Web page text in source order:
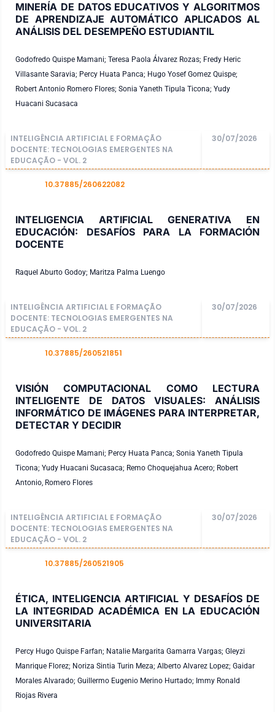
MINERÍA DE DATOS EDUCATIVOS Y ALGORITMOS
DE APRENDIZAJE AUTOMÁTICO APLICADOS AL
ANÁLISIS DEL DESEMPEÑO ESTUDIANTIL
Godofredo Quispe Mamani; Teresa Paola Álvarez Rozas; Fredy Heric
Villasante Saravia; Percy Huata Panca; Hugo Yosef Gomez Quispe;
Robert Antonio Romero Flores; Sonia Yaneth Tipula Ticona; Yudy
Huacani Sucasaca
INTELIGÊNCIA ARTIFICIAL E FORMAÇÃO
DOCENTE: TECNOLOGIAS EMERGENTES NA
EDUCAÇÃO - VOL. 2
30/07/2026
10.37885/260622082
INTELIGENCIA ARTIFICIAL GENERATIVA EN
EDUCACIÓN: DESAFÍOS PARA LA FORMACIÓN
DOCENTE
Raquel Aburto Godoy; Maritza Palma Luengo
INTELIGÊNCIA ARTIFICIAL E FORMAÇÃO
DOCENTE: TECNOLOGIAS EMERGENTES NA
EDUCAÇÃO - VOL. 2
30/07/2026
10.37885/260521851
VISIÓN COMPUTACIONAL COMO LECTURA
INTELIGENTE DE DATOS VISUALES: ANÁLISIS
INFORMÁTICO DE IMÁGENES PARA INTERPRETAR,
DETECTAR Y DECIDIR
Godofredo Quispe Mamani; Percy Huata Panca; Sonia Yaneth Tipula
Ticona; Yudy Huacani Sucasaca; Remo Choquejahua Acero; Robert
Antonio, Romero Flores
INTELIGÊNCIA ARTIFICIAL E FORMAÇÃO
DOCENTE: TECNOLOGIAS EMERGENTES NA
EDUCAÇÃO - VOL. 2
30/07/2026
10.37885/260521905
ÉTICA, INTELIGENCIA ARTIFICIAL Y DESAFÍOS DE
LA INTEGRIDAD ACADÉMICA EN LA EDUCACIÓN
UNIVERSITARIA
Percy Hugo Quispe Farfan; Natalie Margarita Gamarra Vargas; Gleyzi
Manrique Florez; Noriza Sintia Turin Meza; Alberto Alvarez Lopez; Gaidar
Morales Alvarado; Guillermo Eugenio Merino Hurtado; Immy Ronald
Riojas Rivera